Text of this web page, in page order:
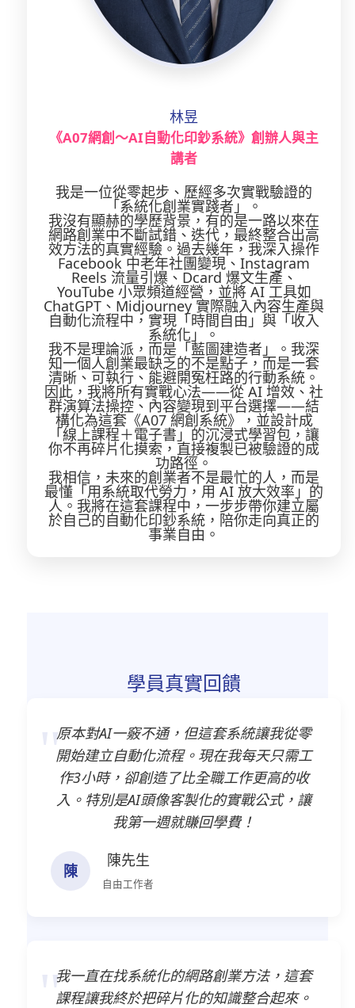
林昱
《A07網創～AI自動化印鈔系統》創辦人與主
講者
我是一位從零起步、歷經多次實戰驗證的
「系統化創業實踐者」。
我沒有顯赫的學歷背景，有的是一路以來在
網路創業中不斷試錯、迭代，最終整合出高
效方法的真實經驗。過去幾年，我深入操作
Facebook 中老年社團變現、Instagram
Reels 流量引爆、Dcard 爆文生產、
YouTube 小眾頻道經營，並將 AI 工具如
ChatGPT、Midjourney 實際融入內容生產與
自動化流程中，實現「時間自由」與「收入
系統化」。
我不是理論派，而是「藍圖建造者」。我深
知一個人創業最缺乏的不是點子，而是一套
清晰、可執行、能避開冤枉路的行動系統。
因此，我將所有實戰心法——從 AI 增效、社
群演算法操控、內容變現到平台選擇——結
構化為這套《A07 網創系統》，並設計成
「線上課程＋電子書」的沉浸式學習包，讓
你不再碎片化摸索，直接複製已被驗證的成
功路徑。
我相信，未來的創業者不是最忙的人，而是
最懂「用系統取代勞力，用 AI 放大效率」的
人。我將在這套課程中，一步步帶你建立屬
於自己的自動化印鈔系統，陪你走向真正的
事業自由。
學員真實回饋
原本對AI一竅不通，但這套系統讓我從零
開始建立自動化流程。現在我每天只需工
作3小時，卻創造了比全職工作更高的收
入。特別是AI頭像客製化的實戰公式，讓
我第一週就賺回學費！
陳
陳先生
自由工作者
我一直在找系統化的網路創業方法，這套
課程讓我終於把碎片化的知識整合起來。